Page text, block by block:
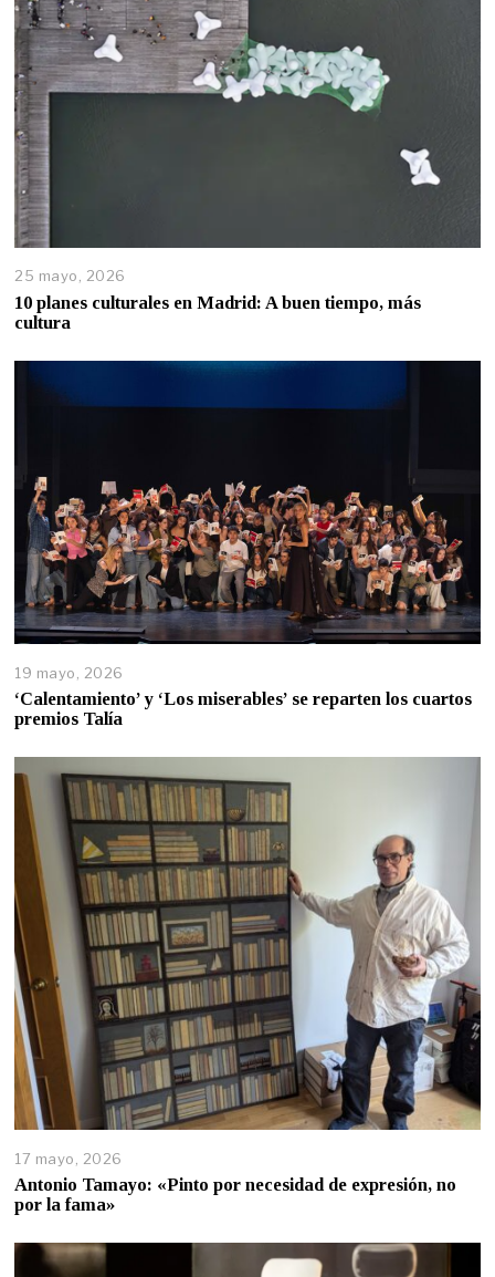
25 mayo, 2026
10 planes culturales en Madrid: A buen tiempo, más
cultura
19 mayo, 2026
‘Calentamiento’ y ‘Los miserables’ se reparten los cuartos
premios Talía
17 mayo, 2026
Antonio Tamayo: «Pinto por necesidad de expresión, no
por la fama»